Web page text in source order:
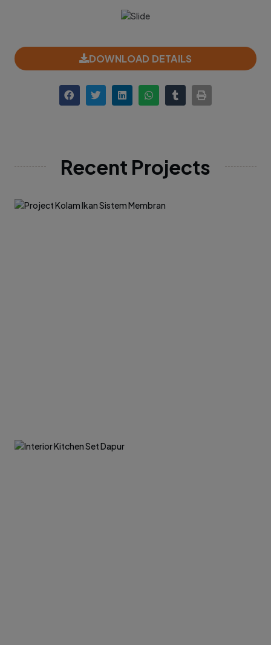
DOWNLOAD DETAILS
Recent Projects